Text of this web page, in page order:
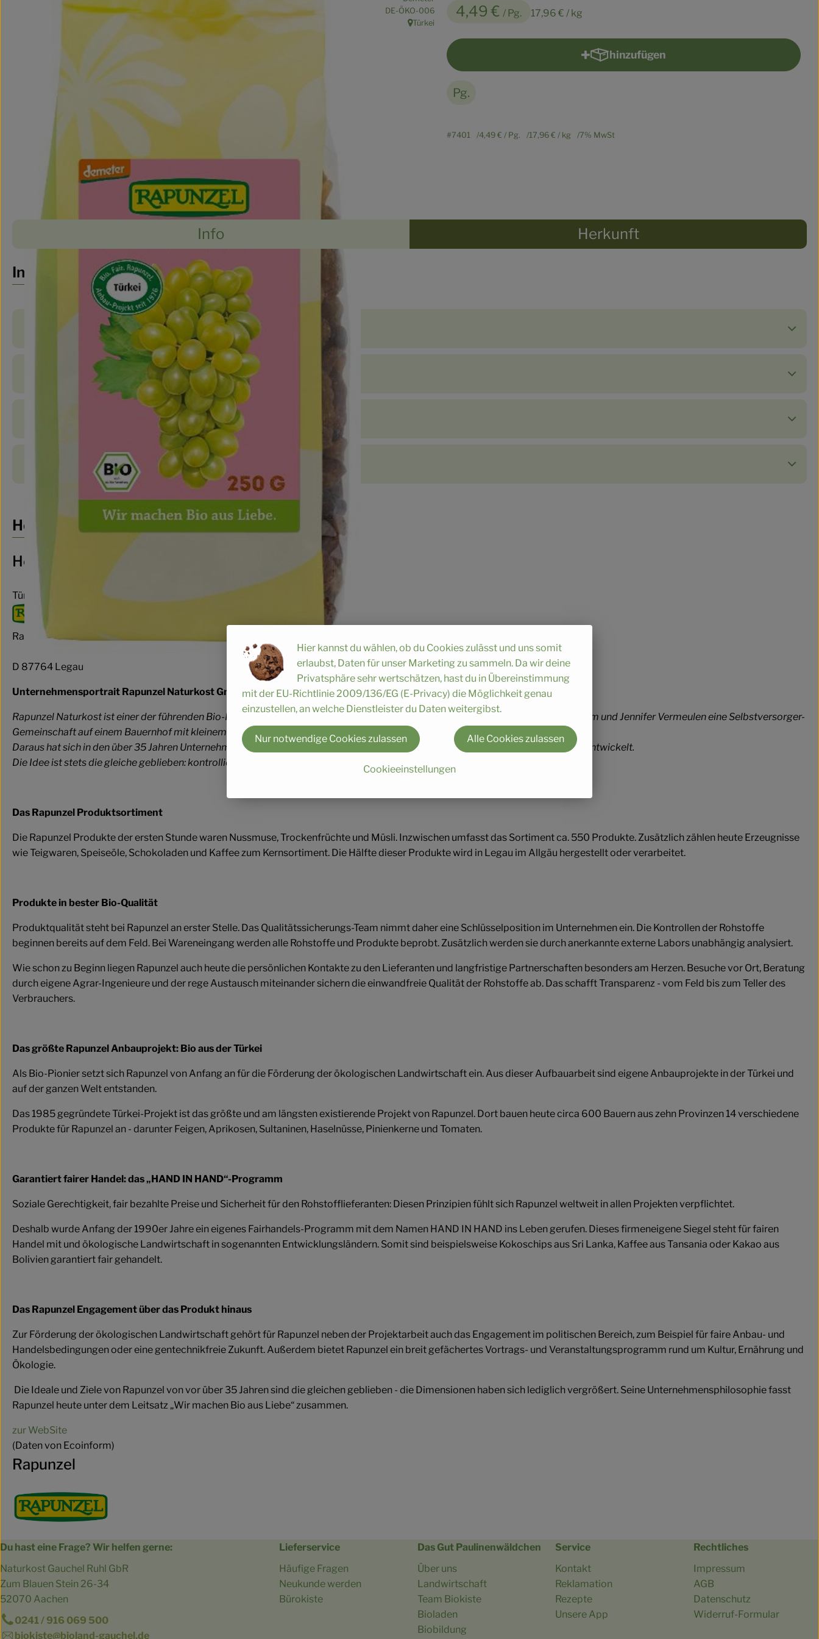
4,49 € / Pg. 17,96 € / kg
, Kontrollstelle:
DE-ÖKO-006
, Herkunft:
Türkei
hinzufügen
Produkt zum Warenkorb hinzufügen
Pg.
#7401 4,49 € / Pg. 17,96 € / kg 7% MwSt
Rezepte
Info
Herkunft
Entdecke passende Rezepte Es wurden keine passenden Rezepte gefunden.
Info
Produktinformationen
Produktdatenblatt
Herkunft
Hersteller: Rapunzel
Türkei
Rapunzel Naturkost GmbH & Co. KG
D 87764 Legau
Unternehmensportrait Rapunzel Naturkost GmbH
Rapunzel Naturkost ist einer der führenden Bio-Hersteller in Europa. Begonnen hat alles ganz klein: 1974 gründeten Joseph Wilhelm und Jennifer Vermeulen eine Selbstversorger-
Gemeinschaft auf einem Bauernhof mit kleinem Naturkostladen im bayerischen Augsburg.
Daraus hat sich in den über 35 Jahren Unternehmensgeschichte ein international agierendes Unternehmen mit 300 Mitarbeitern entwickelt.
Die Idee ist stets die gleiche geblieben: kontrolliert biologische, naturbelassene und vegetarische Lebensmittel herzustellen.
Das Rapunzel Produktsortiment
Die Rapunzel Produkte der ersten Stunde waren Nussmuse, Trockenfrüchte und Müsli. Inzwischen umfasst das Sortiment ca. 550 Produkte. Zusätzlich zählen heute Erzeugnisse
wie Teigwaren, Speiseöle, Schokoladen und Kaffee zum Kernsortiment. Die Hälfte dieser Produkte wird in Legau im Allgäu hergestellt oder verarbeitet.
Produkte in bester Bio-Qualität
Produktqualität steht bei Rapunzel an erster Stelle. Das Qualitätssicherungs-Team nimmt daher eine Schlüsselposition im Unternehmen ein. Die Kontrollen der Rohstoffe
beginnen bereits auf dem Feld. Bei Wareneingang werden alle Rohstoffe und Produkte beprobt. Zusätzlich werden sie durch anerkannte externe Labors unabhängig analysiert.
Wie schon zu Beginn liegen Rapunzel auch heute die persönlichen Kontakte zu den Lieferanten und langfristige Partnerschaften besonders am Herzen. Besuche vor Ort, Beratung
durch eigene Agrar-Ingenieure und der rege Austausch miteinander sichern die einwandfreie Qualität der Rohstoffe ab. Das schafft Transparenz - vom Feld bis zum Teller des
Verbrauchers.
Das größte Rapunzel Anbauprojekt: Bio aus der Türkei
Als Bio-Pionier setzt sich Rapunzel von Anfang an für die Förderung der ökologischen Landwirtschaft ein. Aus dieser Aufbauarbeit sind eigene Anbauprojekte in der Türkei und
auf der ganzen Welt entstanden.
Das 1985 gegründete Türkei-Projekt ist das größte und am längsten existierende Projekt von Rapunzel. Dort bauen heute circa 600 Bauern aus zehn Provinzen 14 verschiedene
Produkte für Rapunzel an - darunter Feigen, Aprikosen, Sultaninen, Haselnüsse, Pinienkerne und Tomaten.
Garantiert fairer Handel: das „HAND IN HAND“-Programm
Soziale Gerechtigkeit, fair bezahlte Preise und Sicherheit für den Rohstofflieferanten: Diesen Prinzipien fühlt sich Rapunzel weltweit in allen Projekten verpflichtet.
Deshalb wurde Anfang der 1990er Jahre ein eigenes Fairhandels-Programm mit dem Namen HAND IN HAND ins Leben gerufen. Dieses firmeneigene Siegel steht für fairen
Handel mit und ökologische Landwirtschaft in sogenannten Entwicklungsländern. Somit sind beispielsweise Kokoschips aus Sri Lanka, Kaffee aus Tansania oder Kakao aus
Bolivien garantiert fair gehandelt.
Das Rapunzel Engagement über das Produkt hinaus
Zur Förderung der ökologischen Landwirtschaft gehört für Rapunzel neben der Projektarbeit auch das Engagement im politischen Bereich, zum Beispiel für faire Anbau- und
Handelsbedingungen oder eine gentechnikfreie Zukunft. Außerdem bietet Rapunzel ein breit gefächertes Vortrags- und Veranstaltungsprogramm rund um Kultur, Ernährung und
Ökologie.
Die Ideale und Ziele von Rapunzel von vor über 35 Jahren sind die gleichen geblieben - die Dimensionen haben sich lediglich vergrößert. Seine Unternehmensphilosophie fasst
Rapunzel heute unter dem Leitsatz „Wir machen Bio aus Liebe“ zusammen.
zur WebSite
(Daten von Ecoinform)
Rapunzel
Du hast eine Frage? Wir helfen gerne:
Naturkost Gauchel Ruhl GbR
Zum Blauen Stein 26-34
52070 Aachen
0241 / 916 069 500
biokiste@bioland-gauchel.de
Lieferservice
Häufige Fragen
Neukunde werden
Bürokiste
Das Gut Paulinenwäldchen
Über uns
Landwirtschaft
Team Biokiste
Bioladen
Biobildung
Service
Kontakt
Reklamation
Rezepte
Unsere App
Rechtliches
Impressum
AGB
Datenschutz
Widerruf-Formular
Hier kannst du wählen, ob du Cookies zulässt und uns somit
erlaubst, Daten für unser Marketing zu sammeln. Da wir deine
Privatsphäre sehr wertschätzen, hast du in Übereinstimmung
mit der EU-Richtlinie 2009/136/EG (E-Privacy) die Möglichkeit genau
einzustellen, an welche Dienstleister du Daten weitergibst.
Cookieeinstellungen
Nur notwendige Cookies zulassen Alle Cookies zulassen